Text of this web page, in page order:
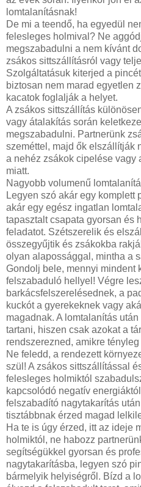
lomtalanításnak!
De mi a teendő, ha egyedül
felesleges holmival? Ne
megszabadulni a nem kívánt
zsákos sittszállításról vagy
Szolgáltatásuk kiterjed a
biztosan nem marad egyetlen
kacatok foglalják a helyet.
A zsákos sittszállítás
vagy átalakítás során
megszabadulni. Partnerünk
szeméttel, majd ők elszállítják
a nehéz zsákok cipelése vagy
miatt.
Nagyobb volumenű
Legyen szó akár egy komplett
akár egy egész ingatlan
tapasztalt csapata gyorsan és
feladatot. Szétszerelik és
összegyűjtik és zsákokba
olyan alapossággal, mintha a
Gondolj bele, mennyi mindent
felszabaduló hellyel! Végre
barkácsfelszerelésednek, a
kuckót a gyerekeknek vagy
magadnak. A lomtalanítás
tartani, hiszen csak azokat a
rendszerezned, amikre
Ne feledd, a rendezett
szül! A zsákos sittszállítással
felesleges holmiktól
kapcsolódó negatív
felszabadító nagytakarítás
tisztábbnak érzed magad
Ha te is úgy érzed, itt az ideje
holmiktól, ne habozz
segítségükkel gyorsan és
nagytakarításba, legyen szó
bármelyik helyiségről. Bízd a